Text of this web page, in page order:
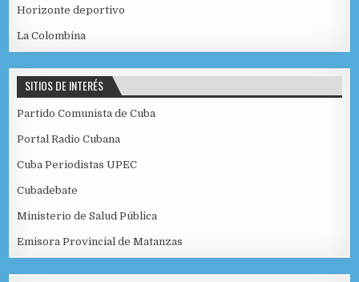
Horizonte deportivo
La Colombina
SITIOS DE INTERÉS
Partido Comunista de Cuba
Portal Radio Cubana
Cuba Periodistas UPEC
Cubadebate
Ministerio de Salud Pública
Emisora Provincial de Matanzas